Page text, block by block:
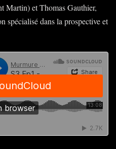
Martin) et Thomas Gauthier,
spécialisé dans la prospective et